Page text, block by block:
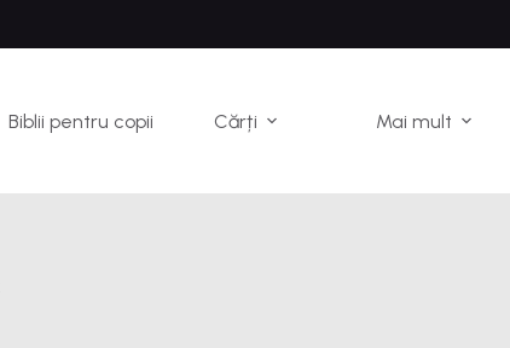
Biblii pentru copii Cărți Mai mult